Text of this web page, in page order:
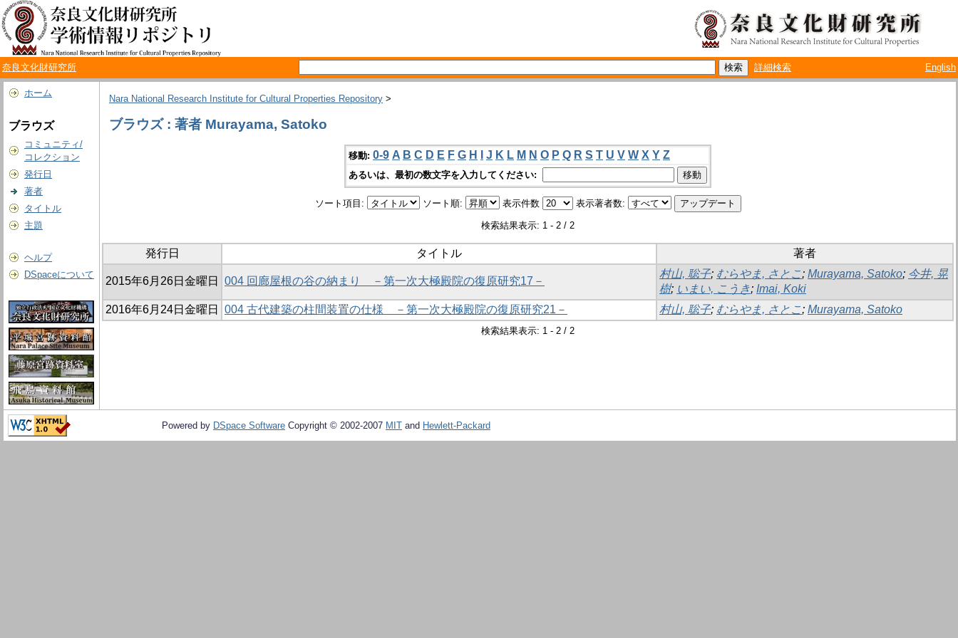
奈良文化財研究所 詳細検索 English
ホーム
ブラウズ
コミュニティ/
コレクション
発行日
著者
タイトル
主題
ヘルプ
DSpaceについて
Nara National Research Institute for Cultural Properties Repository >
ブラウズ : 著者 Murayama, Satoko
移動: 0-9 A B C D E F G H J K L M N O P Q R S T U V W X Y Z
あるいは、最初の数文字を入力してください:
ソート項目: ソート順: 表示件数 表示著者数:
検索結果表示: 1 - 2 / 2
発行日 タイトル 著者
2015年6月26日金曜日 004 回廊屋根の谷の納まり －第一次大極殿院の復原研究17－
村山, 聡子; むらやま, さとこ; Murayama, Satoko; 今井, 晃
樹; いまい, こうき; Imai, Koki
2016年6月24日金曜日
004 古代建築の柱間装置の仕様 －第一次大極殿院の復原研究21－ 村山, 聡子; むらやま, さとこ; Murayama, Satoko
検索結果表示: 1 - 2 / 2
Powered by DSpace Software Copyright © 2002-2007 MIT and Hewlett-Packard